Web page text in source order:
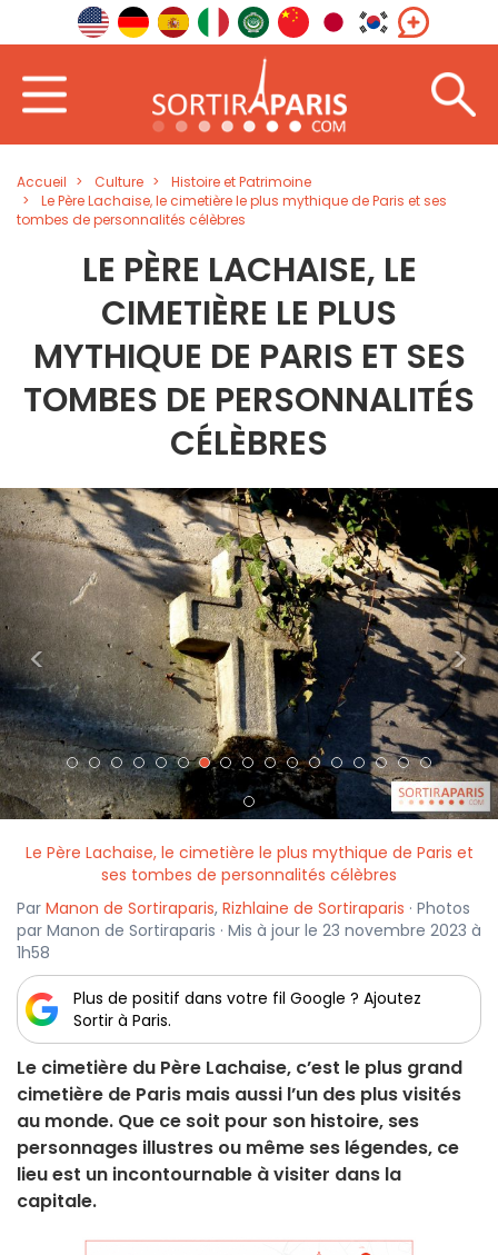
Accueil Culture
Histoire et Patrimoine
Le Père Lachaise, le cimetière le plus mythique de Paris et ses
tombes de personnalités célèbres
LE PÈRE LACHAISE, LE
CIMETIÈRE LE PLUS
MYTHIQUE DE PARIS ET SES
TOMBES DE PERSONNALITÉS
CÉLÈBRES
< >
Le Père Lachaise, le cimetière le plus mythique de Paris et
ses tombes de personnalités célèbres
Par Manon de Sortiraparis, Rizhlaine de Sortiraparis · Photos
par Manon de Sortiraparis · Mis à jour le 23 novembre 2023 à
1h58
Plus de positif dans votre fil Google ? Ajoutez
Sortir à Paris.
Le cimetière du Père Lachaise, c’est le plus grand
cimetière de Paris mais aussi l’un des plus visités
au monde. Que ce soit pour son histoire, ses
personnages illustres ou même ses légendes, ce
lieu est un incontournable à visiter dans la
capitale.